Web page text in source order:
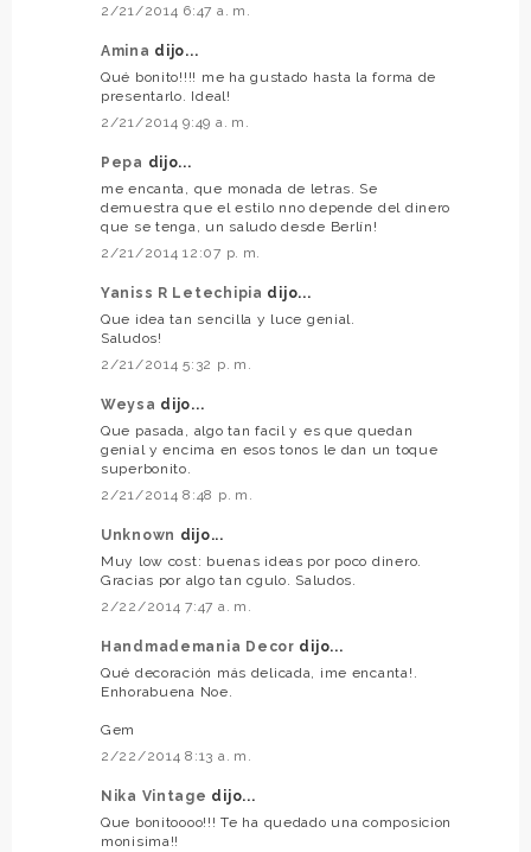
2/21/2014 6:47 a. m.
Amina dijo...
Qué bonito!!!! me ha gustado hasta la forma de
presentarlo. Ideal!
2/21/2014 9:49 a. m.
Pepa dijo...
me encanta, que monada de letras. Se
demuestra que el estilo nno depende del dinero
que se tenga, un saludo desde Berlín!
2/21/2014 12:07 p. m.
Yaniss R Letechipia dijo...
Que idea tan sencilla y luce genial.
Saludos!
2/21/2014 5:32 p. m.
Weysa dijo...
Que pasada, algo tan facil y es que quedan
genial y encima en esos tonos le dan un toque
superbonito.
2/21/2014 8:48 p. m.
Unknown dijo...
Muy low cost: buenas ideas por poco dinero.
Gracias por algo tan cgulo. Saludos.
2/22/2014 7:47 a. m.
Handmademania Decor dijo...
Qué decoración más delicada, ¡me encanta!.
Enhorabuena Noe.
Gem
2/22/2014 8:13 a. m.
Nika Vintage dijo...
Que bonitoooo!!! Te ha quedado una composicion
monisima!!